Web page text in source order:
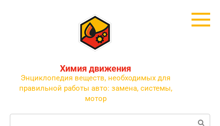
Химия движения
Энциклопедия веществ, необходимых для
правильной работы авто: замена, системы,
мотор
Поиск: